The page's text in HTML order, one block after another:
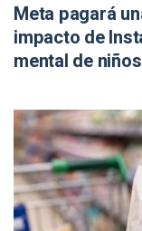
Meta pagará
impacto de
mental de